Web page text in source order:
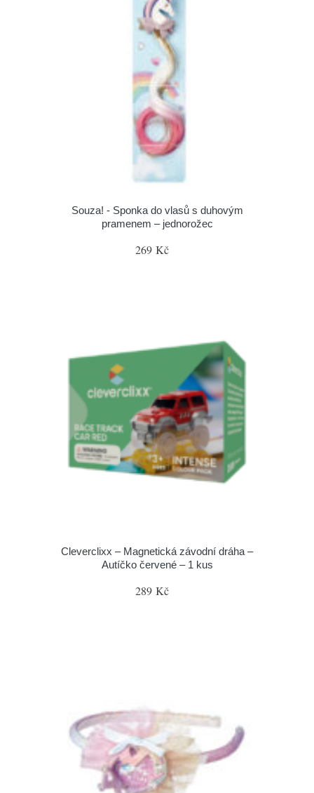
Souza! - Sponka do vlasů s duhovým
pramenem – jednorožec
269 Kč
Cleverclixx – Magnetická závodní dráha –
Autíčko červené – 1 kus
289 Kč